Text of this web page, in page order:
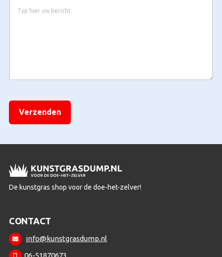
[Dit veld is niet zichtbaar en wordt alleen gebruikt voor
label printen.]
De kunstgras shop voor de doe-het-zelver!
CONTACT
info@kunstgrasdump.nl
06-51870673